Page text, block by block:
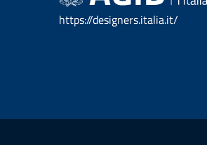
https://designers.italia.it/